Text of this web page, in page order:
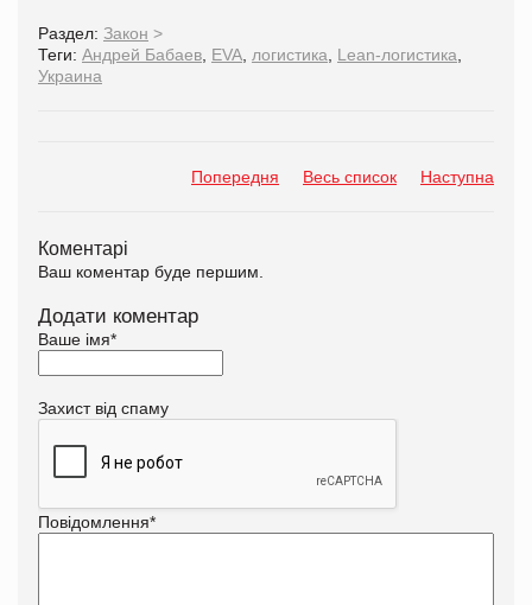
Раздел: Закон >
Теги: Андрей Бабаев EVA логистика Lean-логистика
Украина
Попередня Весь список Наступна
Коментарі
Ваш коментар буде першим.
Додати коментар
Ваше імя*
Захист від спаму
Повідомлення*